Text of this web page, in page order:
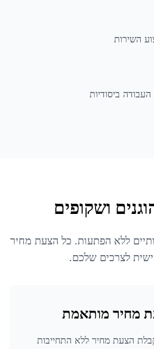
השירות
ביסודיות
ושקופים
ללא הפתעות. כל הצעת מחיר
לצרכים שלכם.
מחיר מותאמת
הצעת מחיר ללא התחייבות